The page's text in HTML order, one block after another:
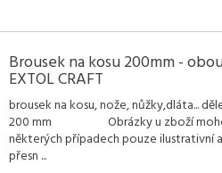
Brousek na kosu 200mm -
EXTOL CRAFT
brousek na kosu, nože, nůžky,dláta...
200 mm Obrázky u zboží
některých případech pouze ilustrativní
přesn ...